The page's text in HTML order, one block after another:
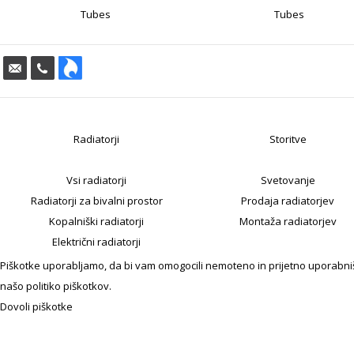
Tubes Tubes
Radiatorji
Vsi radiatorji
Radiatorji za bivalni prostor
Kopalniški radiatorji
Električni radiatorji
Storitve
Svetovanje
Prodaja radiatorjev
Montaža radiatorjev
Piškotke uporabljamo, da bi vam omogocili nemoteno in prijetno
našo politiko piškotkov.
Dovoli piškotke